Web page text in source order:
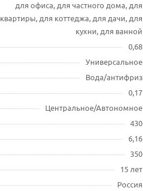
для офиса, для частного дома, для
квартиры, для коттеджа, для дачи, для
кухни, для ванной
0,68
Универсальное
Вода/антифриз
0,17
Центральное/Автономное
430
6,16
350
15 лет
Россия